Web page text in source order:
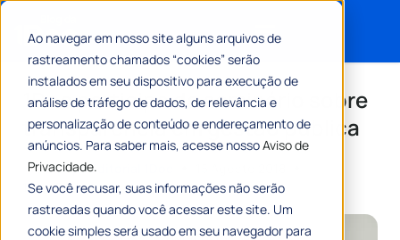
Ao navegar em nosso site alguns arquivos de
rastreamento chamados “cookies” serão
instalados em seu dispositivo para execução de
análise de tráfego de dados, de relevância e
personalização de conteúdo e endereçamento de
anúncios. Para saber mais, acesse nossoAviso de
Privacidade.
Se você recusar, suas informações não serão
rastreadas quando você acessar este site. Um
cookie simples será usado em seu navegador para
1Doc participa de seminário sobre
transparência em gestão pública
PorEquipe Editorial 1Doc
1 Min De Leitura